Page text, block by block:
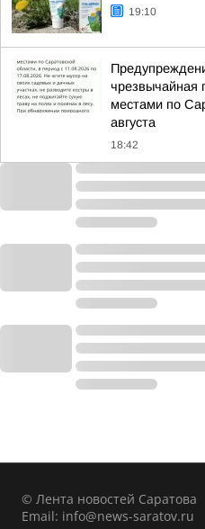
19:10
чрезвычайная
местами по
августа
18:42
© Лента новостей Саратова
Email: info@news-saratov.ru